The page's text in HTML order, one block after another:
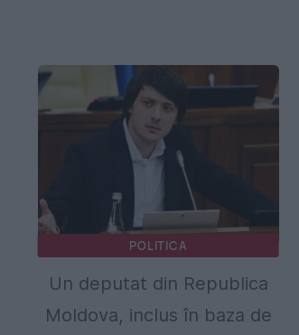
POLITICA
Un deputat din Republica
Moldova, inclus în baza de